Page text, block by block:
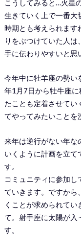
こうしてみると…火星
生きていく上で一番大
時期とも考えられます
りをぶつけていた人
手に伝わりやすいと思
今年中に牡羊座の勢い
年1月7日から牡牛座
たことも定着させてい
てやってみたいことを
来年は逆行がない年な
いくように計画を立て
す。
コミュニティに参加し
ていきます。ですから
くことが求められて
て。射手座に太陽が入
す。